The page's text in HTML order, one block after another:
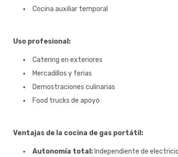
Cocina auxiliar temporal
Uso profesional:
Catering en exteriores
Mercadillos y ferias
Demostraciones culinarias
Food trucks de apoyo
Ventajas de la cocina de gas portátil:
Autonomía total: Independiente de